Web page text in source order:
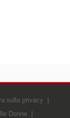
sulla privacy
Donne